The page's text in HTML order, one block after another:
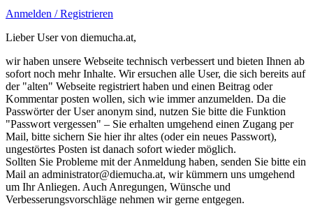
Anmelden / Registrieren
Lieber User von diemucha.at,
wir haben unsere Webseite technisch verbessert und bieten Ihnen ab
sofort noch mehr Inhalte. Wir ersuchen alle User, die sich bereits auf
der "alten" Webseite registriert haben und einen Beitrag oder
Kommentar posten wollen, sich wie immer anzumelden. Da die
Passwörter der User anonym sind, nutzen Sie bitte die Funktion
"Passwort vergessen" – Sie erhalten umgehend einen Zugang per
Mail, bitte sichern Sie hier ihr altes (oder ein neues Passwort),
ungestörtes Posten ist danach sofort wieder möglich.
Sollten Sie Probleme mit der Anmeldung haben, senden Sie bitte ein
Mail an administrator@diemucha.at, wir kümmern uns umgehend
um Ihr Anliegen. Auch Anregungen, Wünsche und
Verbesserungsvorschläge nehmen wir gerne entgegen.